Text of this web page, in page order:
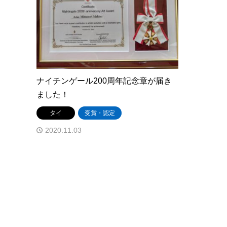
ナイチンゲール200周年記念章が届き
ました！
タイ 受賞・認定
2020.11.03